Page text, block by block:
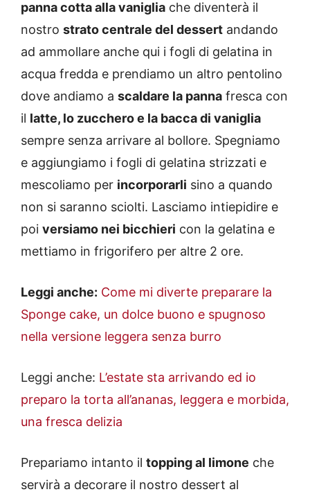
panna cotta alla vaniglia che diventerà il
nostro strato centrale del dessert andando
ad ammollare anche qui i fogli di gelatina in
acqua fredda e prendiamo un altro pentolino
dove andiamo a scaldare la panna fresca con
il latte, lo zucchero e la bacca di vaniglia
sempre senza arrivare al bollore. Spegniamo
e aggiungiamo i fogli di gelatina strizzati e
mescoliamo per incorporarli sino a quando
non si saranno sciolti. Lasciamo intiepidire e
poi versiamo nei bicchieri con la gelatina e
mettiamo in frigorifero per altre 2 ore.
Leggi anche: Come mi diverte preparare la
Sponge cake, un dolce buono e spugnoso
nella versione leggera senza burro
Leggi anche: L’estate sta arrivando ed io
preparo la torta all’ananas, leggera e morbida,
una fresca delizia
Prepariamo intanto il topping al limone che
servirà a decorare il nostro dessert al